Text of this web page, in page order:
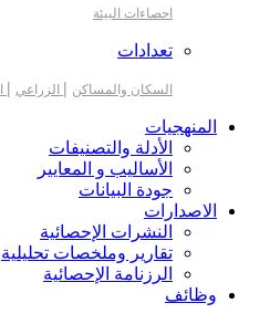
احصاءات البيئة
تعدادات
السكان والمساكن | الزراعي |
المنهجيات
الأدلة والتصنيفات
الأساليب و المعايير
جودة البيانات
الاصدارات
النشرات الإحصائية
تقارير وملخصات تحليلية
الرزنامة الإحصائية
وظائف